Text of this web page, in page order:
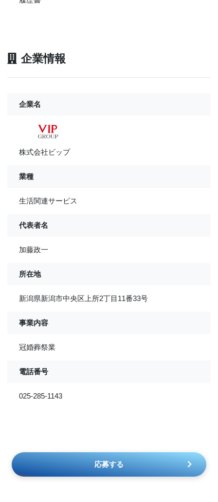
企業情報
企業名
株式会社ビップ
業種
生活関連サービス
代表者名
加藤政一
所在地
新潟県新潟市中央区上所2丁目11番33号
事業内容
冠婚葬祭業
電話番号
025-285-1143
応募する